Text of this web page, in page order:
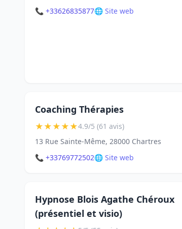
📞 +33626835877🌐 Site web
Coaching Thérapies
★★★★★4.9/5 (61 avis)
13 Rue Sainte-Même, 28000 Chartres
📞 +33769772502🌐 Site web
Hypnose Blois Agathe Chéroux
(présentiel et visio)